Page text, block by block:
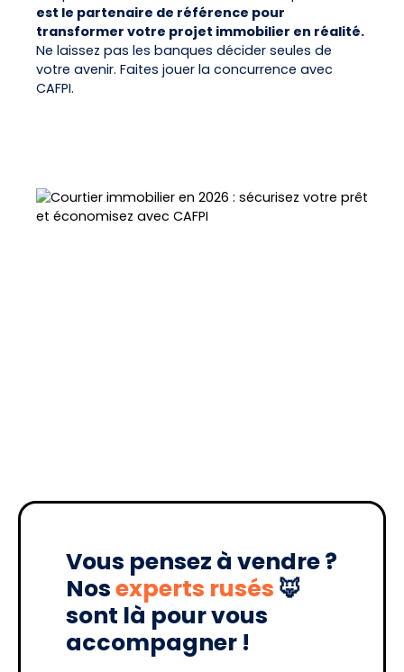
est le partenaire de référence pour
transformer votre projet immobilier en réalité.
Ne laissez pas les banques décider seules de
votre avenir. Faites jouer la concurrence avec
CAFPI.
Vous pensez à vendre ?
Nosexperts rusés 🦊
sont là pour vous
accompagner !